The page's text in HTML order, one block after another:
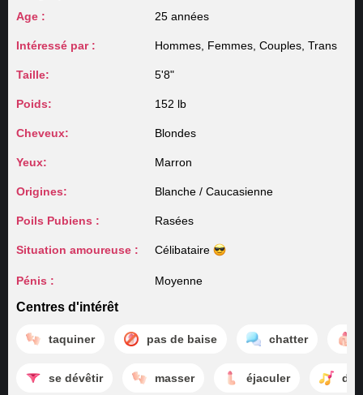
Age : 25 années
Intéressé par : Hommes, Femmes, Couples, Trans
Taille: 5'8"
Poids: 152 lb
Cheveux: Blondes
Yeux: Marron
Origines: Blanche / Caucasienne
Poils Pubiens : Rasées
Situation amoureuse : Célibataire
Pénis : Moyenne
Centres d'intérêt
taquiner pas de baise chatter
se dévêtir masser éjaculer